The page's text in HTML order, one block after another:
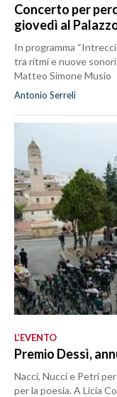
Concerto per
giovedì al
In programma
tra ritmi e nuove
Matteo Simone Musio
Antonio Serreli
L’EVENTO
Premio Dessì,
Nacci, Nucci e Petri
per la poesia. A Licia